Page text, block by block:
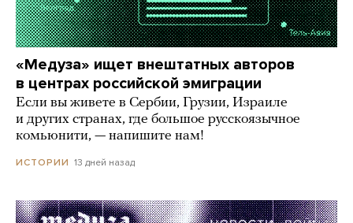
«Медуза» ищет внештатных авторов
в центрах российской эмиграции
Если вы живете в Сербии, Грузии, Израиле
и других странах, где большое русскоязычное
комьюнити, — напишите нам!
ИСТОРИИ 13 дней назад